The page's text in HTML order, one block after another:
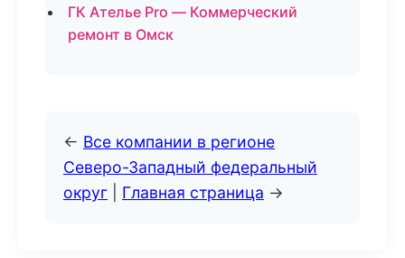
ГК Ателье Pro — Коммерческий
ремонт в Омск
← Все компании в регионе
Северо-Западный федеральный
округ
Главная страница →